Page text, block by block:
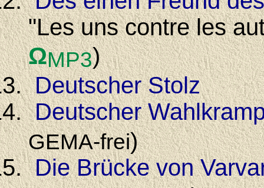
"Les uns contre les
ΩMP3)
Deutscher Stolz
Deutscher
GEMA-frei)
Die Brücke von